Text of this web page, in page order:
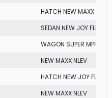
HATCH NEW MAXX
SEDAN NEW JOY FLEX
WAGON SUPER MPFI
NEW MAXX NLEV
HATCH NEW JOY FLEX
NEW MAXX NLEV